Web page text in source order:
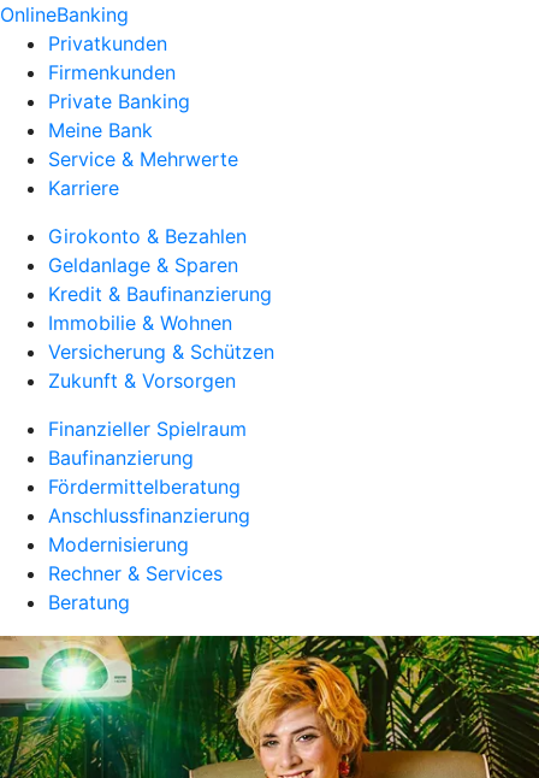
OnlineBanking
Privatkunden
Firmenkunden
Private Banking
Meine Bank
Service & Mehrwerte
Karriere
Girokonto & Bezahlen
Geldanlage & Sparen
Kredit & Baufinanzierung
Immobilie & Wohnen
Versicherung & Schützen
Zukunft & Vorsorgen
Finanzieller Spielraum
Baufinanzierung
Fördermittelberatung
Anschlussfinanzierung
Modernisierung
Rechner & Services
Beratung